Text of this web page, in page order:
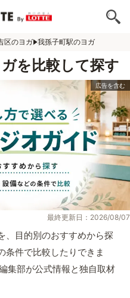
区のヨガ 我孫子町駅のヨガ
を比較して探す
最終更新日：2026/08/07
、目的別のおすすめから探
条件で比較したりできま
集部が公式情報と独自取材